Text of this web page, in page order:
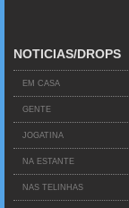
NOTICIAS/DROPS
EM CASA
GENTE
JOGATINA
NA ESTANTE
NAS TELINHAS